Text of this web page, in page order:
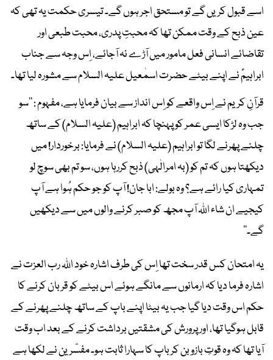
اسے قبول کریں گے تو مستحق اجر ہوں گے۔ تیسری حکمت یہ تھی کہ
عین ذبح کے وقت ممکن تھا کہ محبتِ پدری، محبت طبعی اور
تقاضائے انسانی فعل مامور میں آڑے نہ آجائے، اِس وجہ سے جناب
ابراہیمؑ نے اپنے بیٹے حضرت اسمٰعیل علیہ السلام سے مشورہ لیا تھا۔
قرآنِ کریم نے اِس واقعے کو اِس انداز سے بیان فرمایا ہے، مفہوم : ’’سو
جب وہ لڑکا ایسی عمر کو پہنچا کہ ابراہیم (علیہ السلام) کے ساتھ
چلنے پھرنے لگا تو ابراہیم (علیہ السلام) نے فرمایا: برخوردار! میں
دیکھتا ہوں کہ تم کو (بہ امرالٰہی) ذبح کررہا ہوں، سو تم بھی سوچ لو
تمہاری کیا رائے ہے؟ وہ بولے: ابا جان! آپ کو جو حکم ہُوا ہے آپ
کیجیے ان شاء اﷲ آپ مجھ کو صبر کرنے والوں میں سے دیکھیں
گے۔‘‘
یہ امتحان کس قدر سخت تھا اِس کی طرف اشارہ خود اﷲ رب العزت نے
اشارہ فرما دیا کہ ارمانوں سے مانگے ہوئے اس بیٹے کو قربان کرنے کا
حکم اس وقت دیا گیا جب یہ بیٹا اپنے باپ کے ساتھ چلنے پھرنے کے
قابل ہوگیا تھا، اور پرورش کی مشقتیں برداشت کرنے کے بعد اب وقت
آیا تھا کہ وہ قوتِ بازو بن کر باپ کا سہارا ثابت ہو۔ مفسّرین نے لکھا ہے